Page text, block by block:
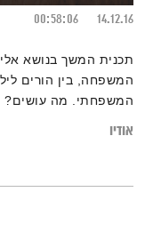
14.12.16
00:58:06
תכנית המשך בנושא
המשפחה, בין הורים
המשפחתי. מה עושים?
אודיו